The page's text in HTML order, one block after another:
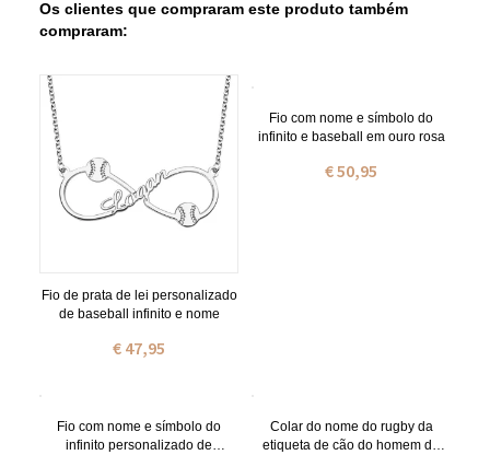
Os clientes que compraram este produto também
compraram:
Fio de prata de lei personalizado
de baseball infinito e nome
€ 47,95
Fio com nome e símbolo do
infinito e baseball em ouro rosa
€ 50,95
Fio com nome e símbolo do
infinito personalizado de
Colar do nome do rugby da
etiqueta de cão do homem de